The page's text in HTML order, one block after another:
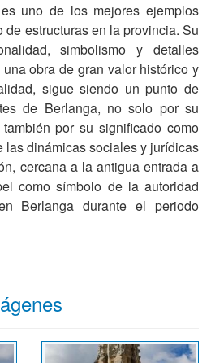
uno de los mejores ejemplos
estructuras en la provincia. Su
simbolismo y detalles
obra de gran valor histórico y
sigue siendo un punto de
de Berlanga, no solo por su
por su significado como
las dinámicas sociales y jurídicas
cercana a la antigua entrada a
como símbolo de la autoridad
Berlanga durante el periodo